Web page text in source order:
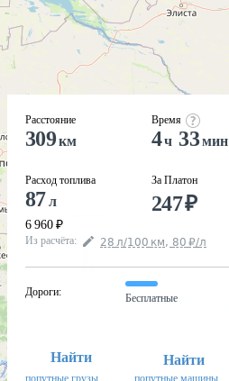
Расстояние
309км
Расход топлива
87л
6 960 ₽
Время
4ч 33мин
За Платон
247₽
Из расчёта: 28 л/100 км, 80 ₽/л
Дороги:
Бесплатные
Найти
попутные грузы
Найти
попутные машины